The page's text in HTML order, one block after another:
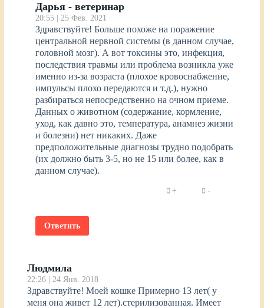
Дарья - ветеринар
20:55 | 25 Фев. 2021
Здравствуйте! Больше похоже на поражение
центральной нервной системы (в данном случае,
головной мозг). А вот токсины это, инфекция,
последствия травмы или проблема возникла уже
именно из-за возраста (плохое кровоснабжение,
импульсы плохо передаются и т.д.), нужно
разбираться непосредственно на очном приеме.
Данных о животном (содержание, кормление,
уход, как давно это, температура, анамнез жизни
и болезни) нет никаких. Даже
предположительные диагнозы трудно подобрать
(их должно быть 3-5, но не 15 или более, как в
данном случае).
Ответить
Людмила
22:26 | 24 Янв. 2018
Здравствуйте! Моей кошке Примерно 13 лет( у
меня она живет 12 лет).стерилизованная. Имеет